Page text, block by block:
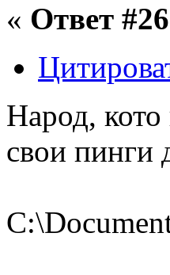
« Ответ
Народ, кото
свои пинги